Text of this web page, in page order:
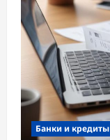
Банки и кредиты